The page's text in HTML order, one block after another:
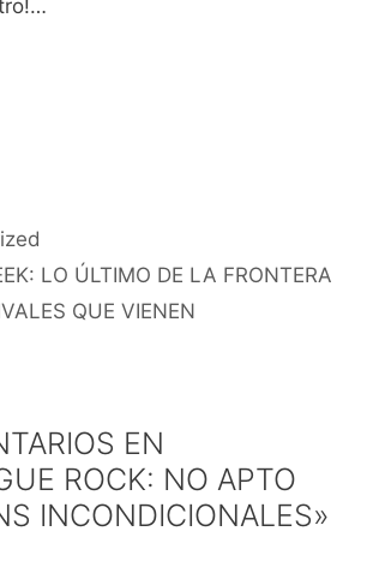
LO ÚLTIMO DE LA FRONTERA
QUE VIENEN
EN
ROCK: NO APTO
INCONDICIONALES»